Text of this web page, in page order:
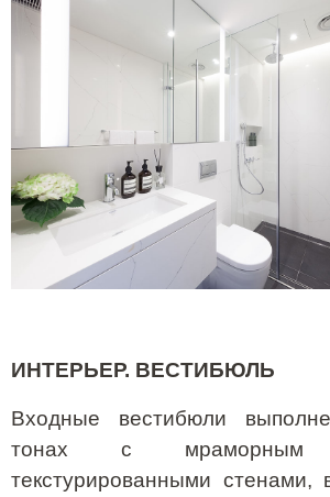
ИНТЕРЬЕР. ВЕСТИБЮЛЬ
Входные вестибюли
тонах с
текстурированными стенами,